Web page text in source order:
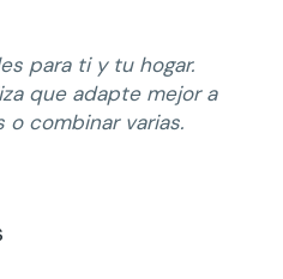
para ti y tu hogar.
que adapte mejor a
combinar varias.